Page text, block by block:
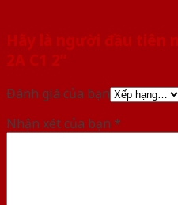
Hãy là người đầu tiên
2A C1 2”
Đánh giá của bạn
Nhận xét của bạn *